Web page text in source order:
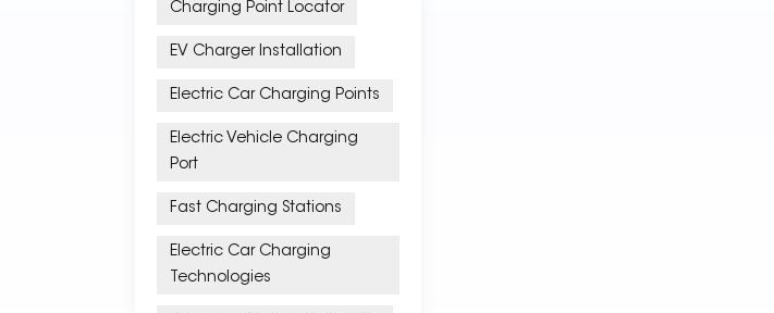
Charging Point Locator
EV Charger Installation
Electric Car Charging Points
Electric Vehicle Charging
Port
Fast Charging Stations
Electric Car Charging
Technologies